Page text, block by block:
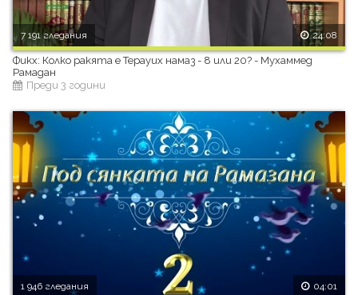
7 191 гледания 24:08
Фикх: Колко ракята е Терауих намаз - 8 или 20? - Мухаммед
Рамадан
Преди 3 години
1 946 гледания 04:01